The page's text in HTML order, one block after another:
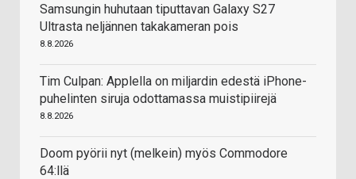
Samsungin huhutaan tiputtavan Galaxy S27
Ultrasta neljännen takakameran pois
8.8.2026
Tim Culpan: Applella on miljardin edestä iPhone-
puhelinten siruja odottamassa muistipiirejä
8.8.2026
Doom pyörii nyt (melkein) myös Commodore
64:llä